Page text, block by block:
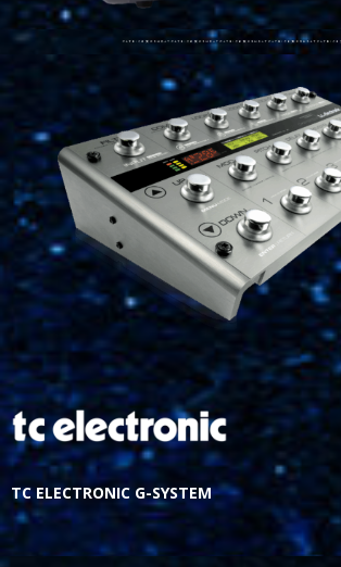
TC ELECTRONIC G-SYSTEM